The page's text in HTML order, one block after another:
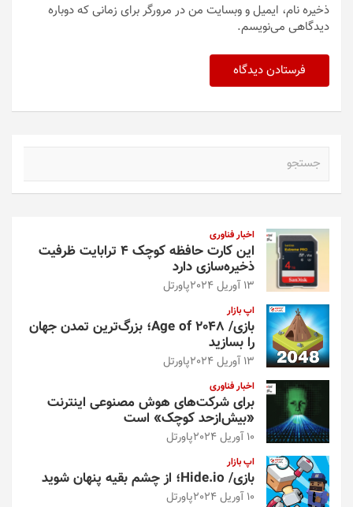
ذخیره نام، ایمیل و وبسایت من در مرورگر برای زمانی که دوباره
دیدگاهی می‌نویسم.
اخبار فناوری
این کارت حافظه کوچک ۴ ترابایت ظرفیت
ذخیره‌سازی دارد
13 آوریل 2024 پاورتل
اپ بازار
بازی/ Age of 2048؛ بزرگ‌ترین تمدن جهان
را بسازید
13 آوریل 2024 پاورتل
اخبار فناوری
برای شرکت‌های هوش مصنوعی اینترنت
«بیش‌از‌حد کوچک» است
10 آوریل 2024 پاورتل
اپ بازار
بازی/ Hide.io؛ از چشم بقیه پنهان شوید
10 آوریل 2024 پاورتل